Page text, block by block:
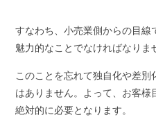
すなわち、小売業側からの目線
魅力的なことでなければなりま
このことを忘れて独自化や差別
はありません。よって、お客
絶対的に必要となります。